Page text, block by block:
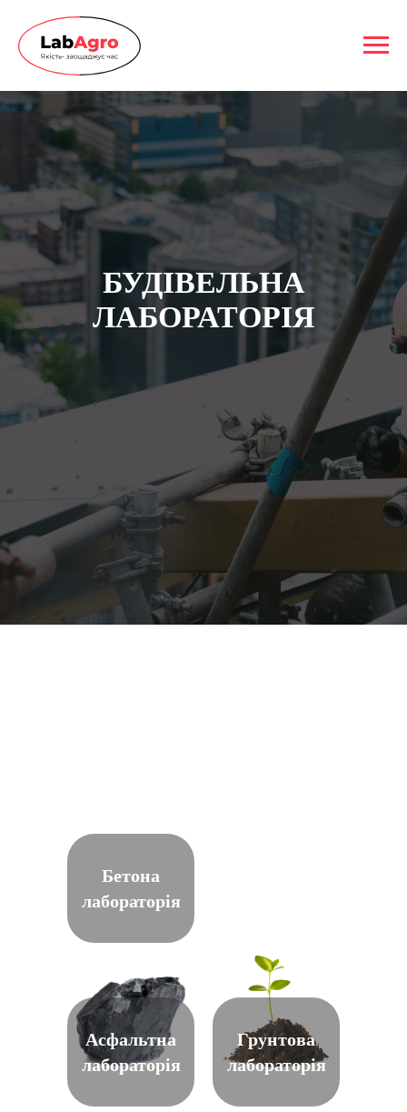
БУДIВЕЛЬНА
ЛАБОРАТОРIЯ
Бетона
лабораторія
Асфальтна
лабораторія
Грунтова
лабораторія